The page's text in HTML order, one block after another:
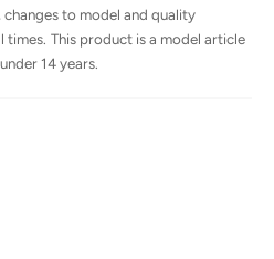
to model and quality
times. This product is a model article
14 years.